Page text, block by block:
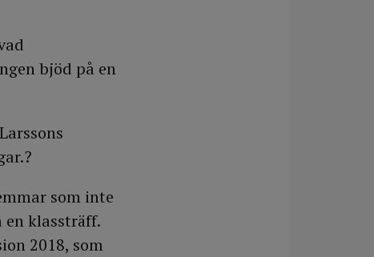
bjöd på en
som inte
klassträff.
2018, som